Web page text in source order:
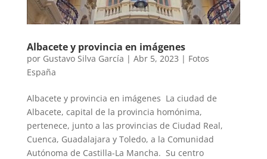
Albacete y provincia en imágenes
por Gustavo Silva García | Abr 5, 2023 | Fotos
España
Albacete y provincia en imágenes La ciudad de
Albacete, capital de la provincia homónima,
pertenece, junto a las provincias de Ciudad Real,
Cuenca, Guadalajara y Toledo, a la Comunidad
Autónoma de Castilla-La Mancha. Su centro